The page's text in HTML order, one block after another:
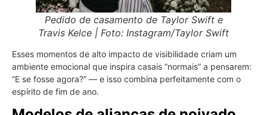
Pedido de casamento de Taylor Swift e
Travis Kelce | Foto: Instagram/Taylor Swift
Esses momentos de alto impacto de visibilidade criam um
ambiente emocional que inspira casais “normais” a pensarem:
“E se fosse agora?” — e isso combina perfeitamente com o
espírito de fim de ano.